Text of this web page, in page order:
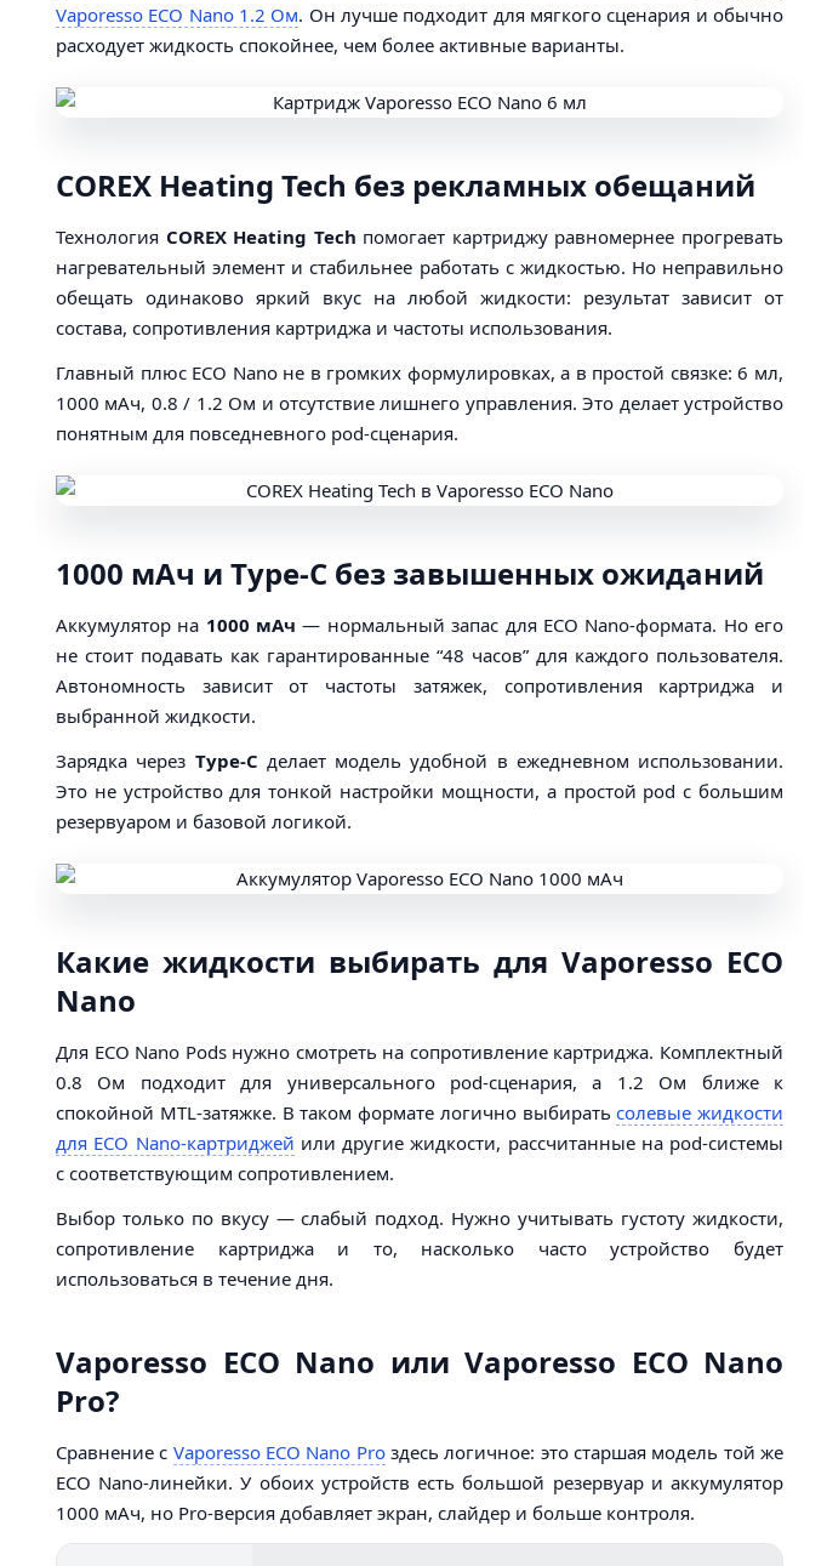
Vaporesso ECO Nano 1.2 Ом. Он лучше подходит для мягкого сценария и обычно
расходует жидкость спокойнее, чем более активные варианты.
COREX Heating Tech без рекламных обещаний
Технология COREX Heating Tech помогает картриджу равномернее прогревать
нагревательный элемент и стабильнее работать с жидкостью. Но неправильно
обещать одинаково яркий вкус на любой жидкости: результат зависит от
состава, сопротивления картриджа и частоты использования.
Главный плюс ECO Nano не в громких формулировках, а в простой связке: 6 мл,
1000 мАч, 0.8 / 1.2 Ом и отсутствие лишнего управления. Это делает устройство
понятным для повседневного pod-сценария.
1000 мАч и Type-C без завышенных ожиданий
Аккумулятор на 1000 мАч — нормальный запас для ECO Nano-формата. Но его
не стоит подавать как гарантированные “48 часов” для каждого пользователя.
Автономность зависит от частоты затяжек, сопротивления картриджа и
выбранной жидкости.
Зарядка через Type-C делает модель удобной в ежедневном использовании.
Это не устройство для тонкой настройки мощности, а простой pod с большим
резервуаром и базовой логикой.
Какие жидкости выбирать для Vaporesso ECO
Nano
Для ECO Nano Pods нужно смотреть на сопротивление картриджа. Комплектный
0.8 Ом подходит для универсального pod-сценария, а 1.2 Ом ближе к
спокойной MTL-затяжке. В таком формате логично выбиратьсолевые жидкости
для ECO Nano-картриджей или другие жидкости, рассчитанные на pod-системы
с соответствующим сопротивлением.
Выбор только по вкусу — слабый подход. Нужно учитывать густоту жидкости,
сопротивление картриджа и то, насколько часто устройство будет
использоваться в течение дня.
Vaporesso ECO Nano или Vaporesso ECO Nano
Pro?
Сравнение с Vaporesso ECO Nano Proздесь логичное: это старшая модель той же
ECO Nano-линейки. У обоих устройств есть большой резервуар и аккумулятор
1000 мАч, но Pro-версия добавляет экран, слайдер и больше контроля.